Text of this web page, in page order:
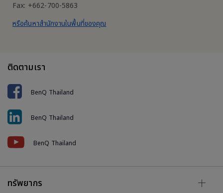
Fax: +662-700-5863
หรือค้นหาสำนักงานในพื้นที่ของคุณ
ติดตามเรา
BenQ Thailand
BenQ Thailand
BenQ Thailand
ทรัพยากร